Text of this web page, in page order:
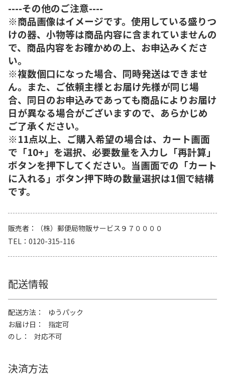
----その他のご注意----
※商品画像はイメージです。使用している盛りつ
けの器、小物等は商品内容に含まれていませんの
で、商品内容をお確かめの上、お申込みくださ
い。
※複数個口になった場合、同時発送はできませ
ん。また、ご依頼主様とお届け先様が同じ場
合、同日のお申込みであっても商品によりお届け
日が異なる場合がございますので、あらかじめ
ご了承ください。
※11点以上、ご購入希望の場合は、カート画面
で「10+」を選択、必要数量を入力し「再計算」
ボタンを押下してください。当画面での「カート
に入れる」ボタン押下時の数量選択は1個で結構
です。
販売者
（株）郵便局物販サービス９７００００
TEL
0120-315-116
配送情報
配送方法
ゆうパック
お届け日
指定可
のし
対応不可
決済方法